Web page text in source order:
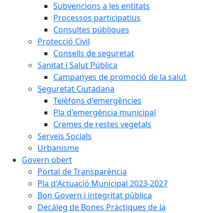
Subvencions a les entitats
Processos participatius
Consultes públiques
Protecció Civil
Consells de seguretat
Sanitat i Salut Pública
Campanyes de promoció de la salut
Seguretat Ciutadana
Telèfons d'emergències
Pla d'emergència municipal
Cremes de restes vegetals
Serveis Socials
Urbanisme
Govern obert
Portal de Transparència
Pla d'Actuació Municipal 2023-2027
Bon Govern i integritat pública
Decàleg de Bones Pràctiques de la